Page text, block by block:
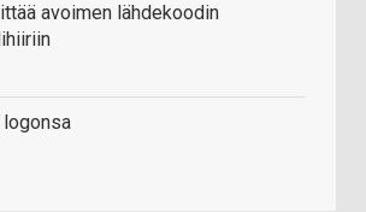
avoimen lähdekoodin